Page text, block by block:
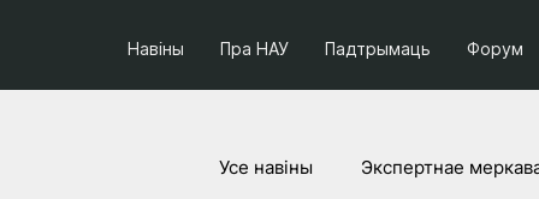
Навіны Пра НАУ Падтрымаць Форум
Усе навiны Экспертнае